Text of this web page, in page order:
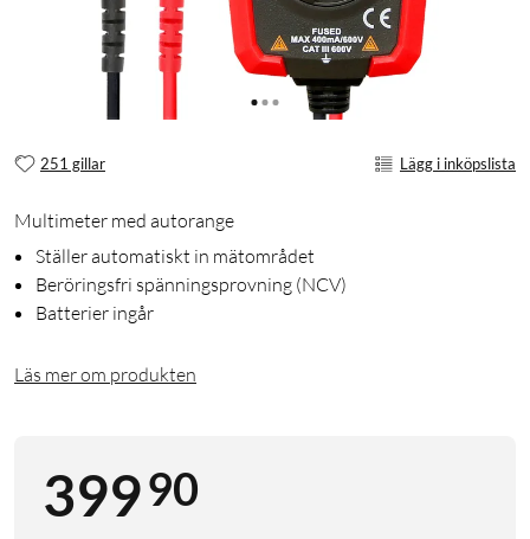
251 gillar Lägg i inköpslista
Multimeter med autorange
Ställer automatiskt in mätområdet
Beröringsfri spänningsprovning (NCV)
Batterier ingår
Läs mer om produkten
39990